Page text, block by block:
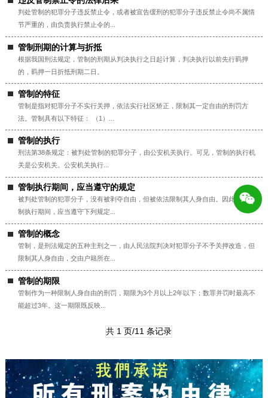
判处管制的犯罪分子违反禁止令，或者被宣告缓刑的犯罪分子违反禁止令尚不属情
节严重的，由负责执行禁止令的...
管制刑期的计算与折抵
根据我国刑法规定，管制的刑期从判决执行之日起计算，判决执行以前先行羁押
的，羁押一日折抵刑期二日。
管制的特征
管制是指对犯罪分子不实行关押，依法实行社区矫正，限制其一定自由的刑罚方
法。管制具有以下特征： （1）...
管制的执行
刑法第38条规定：被判处管制的犯罪分子，由公安机关执行。可见，管制的执行机
关是公安机关。公安机关执行...
管制执行期间，应当遵守的规定
被判处管制的犯罪分子，没有被剥夺自由，但被依法限制其人身自由。因此，在管
制执行期间，应当遵守下列规定...
管制的概念
管制，是刑法规定的五种主刑之一，由人民法院判决对犯罪分子不予关押改造，但
限制其人身自由，交由户籍所在...
管制的期限
管制作为一种限制人身自由的刑罚，期限为3个月以上2年以下；数罪并罚时最高不
能超过3年。这一期限既反映...
共 1 页/11 条记录